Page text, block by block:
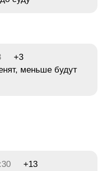
+3
меньше будут
+13